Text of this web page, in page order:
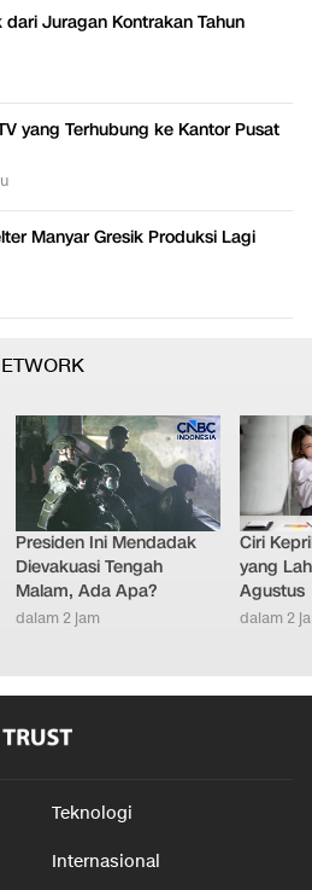
Juragan Kontrakan Tahun
yang Terhubung ke Kantor Pusat
Manyar Gresik Produksi Lagi
Presiden Ini Mendadak
Dievakuasi Tengah
Malam, Ada Apa?
dalam 2 jam
Ciri
yang
Agustus
dalam 2
Teknologi
Internasional